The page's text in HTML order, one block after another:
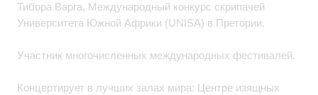
Тибора Варга, Международный конкурс скрипачей
Университета Южной Африки (UNISA) в Претории.
Участник многочисленных международных фестивалей.
Концертирует в лучших залах мира: Центре изящных